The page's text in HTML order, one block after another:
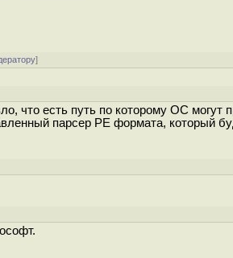
]
что есть путь по которому ОС могут
парсер PE формата, который